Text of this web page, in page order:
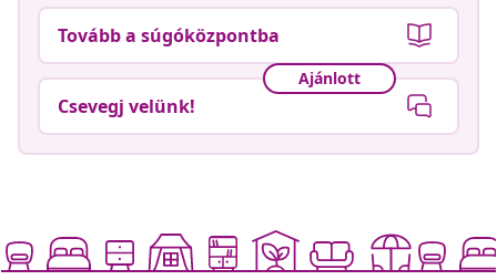
Tovább a súgóközpontba
Ajánlott
Csevegj velünk!